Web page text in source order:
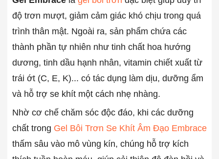
độ trơn mượt, giảm cảm giác khó chịu trong quá
trình thân mật. Ngoài ra, sản phẩm chứa các
thành phần tự nhiên như tinh chất hoa hướng
dương, tinh dầu hạnh nhân, vitamin chiết xuất từ
trái ớt (C, E, K)... có tác dụng làm dịu, dưỡng ẩm
và hỗ trợ se khít một cách nhẹ nhàng.
Nhờ cơ chế chăm sóc độc đáo, khi các dưỡng
chất trong Gel Bôi Trơn Se Khít Âm Đạo Embrace
thấm sâu vào mô vùng kín, chúng hỗ trợ kích